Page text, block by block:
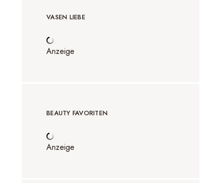
VASEN LIEBE
Anzeige
BEAUTY FAVORITEN
Anzeige